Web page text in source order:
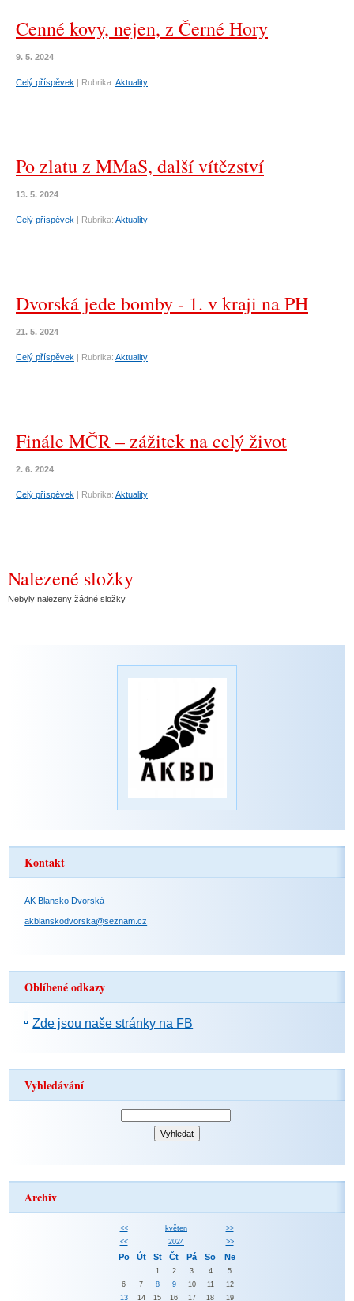
Cenné kovy, nejen, z Černé Hory
9. 5. 2024
Celý příspěvek | Rubrika: Aktuality
Po zlatu z MMaS, další vítězství
13. 5. 2024
Celý příspěvek | Rubrika: Aktuality
Dvorská jede bomby - 1. v kraji na PH
21. 5. 2024
Celý příspěvek | Rubrika: Aktuality
Finále MČR – zážitek na celý život
2. 6. 2024
Celý příspěvek | Rubrika: Aktuality
Nalezené složky
Nebyly nalezeny žádné složky
Kontakt
AK Blansko Dvorská
akblanskodvorska@seznam.cz
Oblíbené odkazy
Zde jsou naše stránky na FB
Vyhledávání
Archiv
<< květen
>>
<<
2024 >>
Po Út St Čt Pá So Ne
1 2 3 4
5
6
7 8 9 10 11
12
13
14 15 16 17 18 19